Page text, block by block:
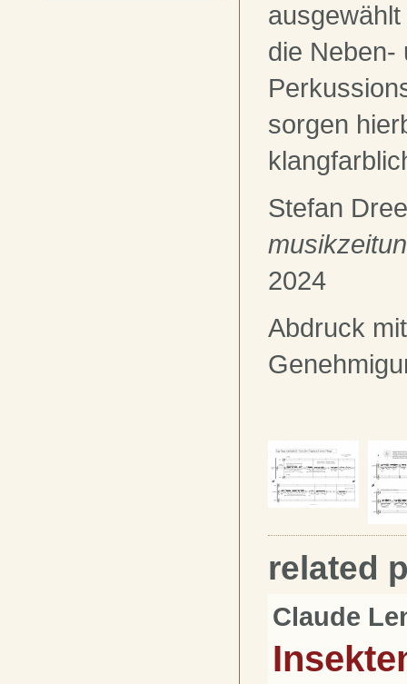
die Neben-
sorgen
Stefan
2024
Abdruck
related
Claude